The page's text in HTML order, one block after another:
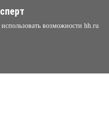
возможности hh.ru